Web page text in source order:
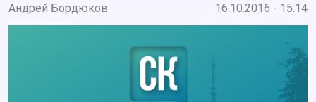
Андрей Бордюков 16.10.2016 - 15:14